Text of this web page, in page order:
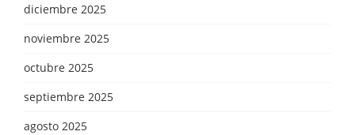
diciembre 2025
noviembre 2025
octubre 2025
septiembre 2025
agosto 2025